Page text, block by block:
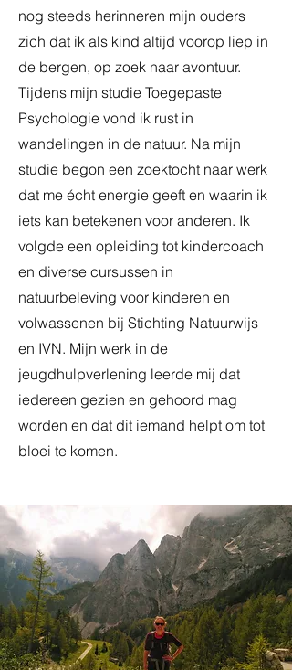
nog steeds herinneren mijn ouders
zich dat ik als kind altijd voorop liep in
de bergen, op zoek naar avontuur.
Tijdens mijn studie Toegepaste
Psychologie vond ik rust in
wandelingen in de natuur. Na mijn
studie begon een zoektocht naar werk
dat me écht energie geeft en waarin ik
iets kan betekenen voor anderen. Ik
volgde een opleiding tot kindercoach
en diverse cursussen in
natuurbeleving voor kinderen en
volwassenen bij Stichting Natuurwijs
en IVN. Mijn werk in de
jeugdhulpverlening leerde mij dat
iedereen gezien en gehoord mag
worden en dat dit iemand helpt om tot
bloei te komen.